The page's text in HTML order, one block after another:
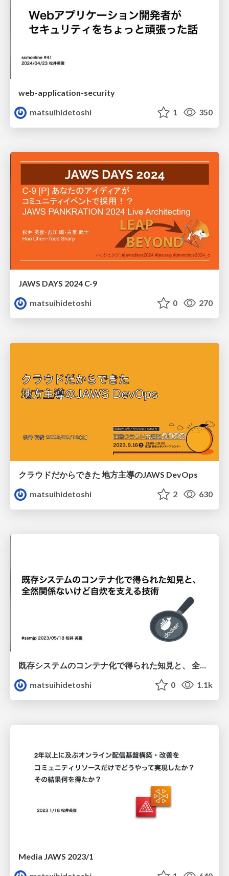
web-application-security
matsuihidetoshi
1 350
JAWS DAYS 2024 C-9
matsuihidetoshi
0 270
クラウドだからできた 地方主導のJAWS DevOps
matsuihidetoshi
2 630
既存システムのコンテナ化で得られた知見と、 全然関係ないけど自炊を支える技術
matsuihidetoshi
0 1.1k
Media JAWS 2023/1